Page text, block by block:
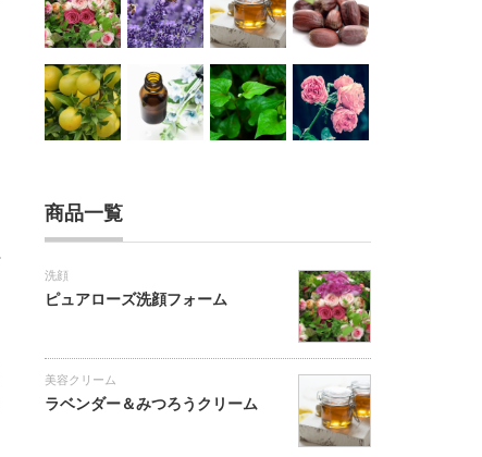
商品一覧
洗顔
ピュアローズ洗顔フォーム
美容クリーム
ラベンダー＆みつろうクリーム